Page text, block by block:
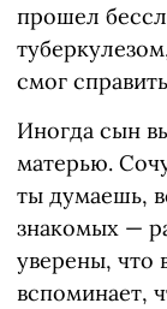
прошел
смог
Иногда сын
матерью.
ты думаешь,
знакомых —
уверены, что
вспоминает,